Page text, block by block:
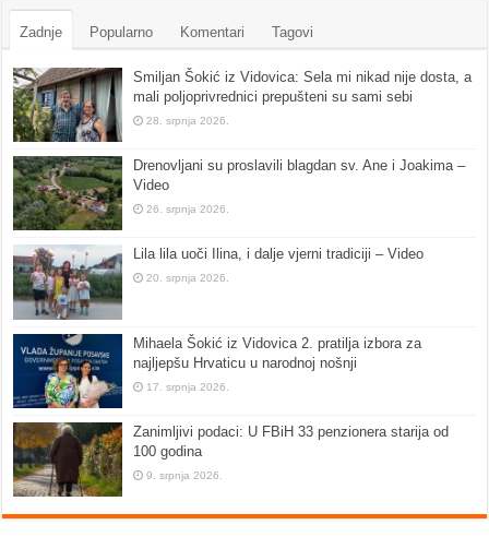
Zadnje Popularno Komentari Tagovi
Smiljan Šokić iz Vidovica: Sela mi nikad nije dosta, a
mali poljoprivrednici prepušteni su sami sebi
28. srpnja 2026.
Drenovljani su proslavili blagdan sv. Ane i Joakima –
Video
26. srpnja 2026.
Lila lila uoči Ilina, i dalje vjerni tradiciji – Video
20. srpnja 2026.
Mihaela Šokić iz Vidovica 2. pratilja izbora za
najljepšu Hrvaticu u narodnoj nošnji
17. srpnja 2026.
Zanimljivi podaci: U FBiH 33 penzionera starija od
100 godina
9. srpnja 2026.